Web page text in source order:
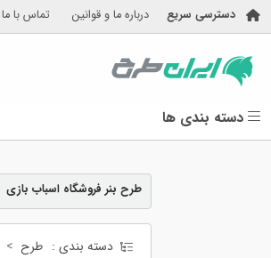
دسترسی سریع درباره ما و قوانین تماس با ما
دسته بندی ها
طرح بنر فروشگاه اسباب بازی
دسته بندی : طرح